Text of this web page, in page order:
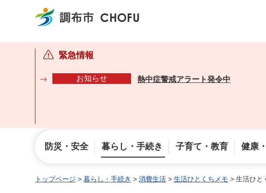
調布市
緊急情報
お知らせ 熱中症警戒アラート発令中
防災・安全 暮らし・手続き 子育て・教育 健康
トップページ > 暮らし・手続き > 消費生活 > 生活ひとくちメモ > 生活ひと